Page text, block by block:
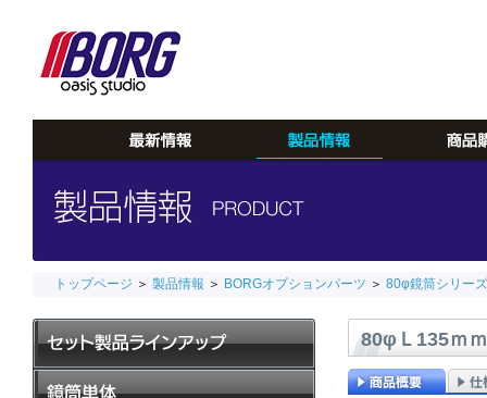
トップページ ＞ 製品情報 ＞ BORGオプションパーツ ＞ 80φ鏡筒シリーズ
80φＬ135ｍ